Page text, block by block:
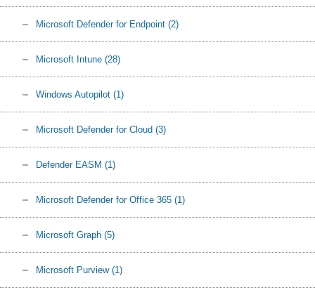
Microsoft Defender for Endpoint (2)
Microsoft Intune (28)
Windows Autopilot (1)
Microsoft Defender for Cloud (3)
Defender EASM (1)
Microsoft Defender for Office 365 (1)
Microsoft Graph (5)
Microsoft Purview (1)